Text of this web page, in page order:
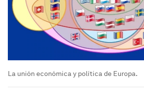
La unión económica y política de Europa.